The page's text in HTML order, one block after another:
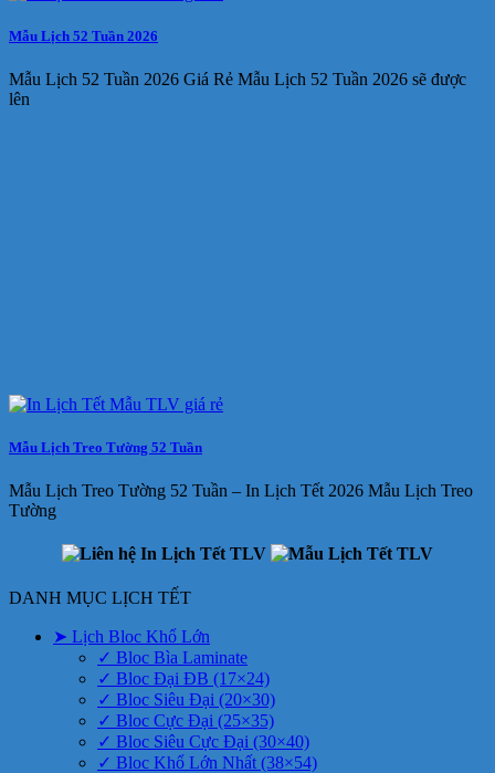
Mẫu Lịch 52 Tuần 2026
Mẫu Lịch 52 Tuần 2026 Giá Rẻ Mẫu Lịch 52 Tuần 2026 sẽ được
lên
Mẫu Lịch Treo Tường 52 Tuần
Mẫu Lịch Treo Tường 52 Tuần – In Lịch Tết 2026 Mẫu Lịch Treo
Tường
DANH MỤC LỊCH TẾT
➤ Lịch Bloc Khổ Lớn
✓ Bloc Bìa Laminate
✓ Bloc Đại ĐB (17×24)
✓ Bloc Siêu Đại (20×30)
✓ Bloc Cực Đại (25×35)
✓ Bloc Siêu Cực Đại (30×40)
✓ Bloc Khổ Lớn Nhất (38×54)